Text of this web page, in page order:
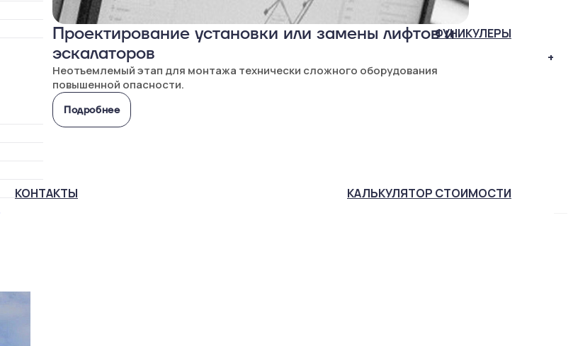
Проектирование установки или замены лифтов и
эскалаторов
Неотъемлемый этап для монтажа технически сложного оборудования
повышенной опасности.
Подробнее
ФУНИКУЛЕРЫ
+
КОНТАКТЫ КАЛЬКУЛЯТОР СТОИМОСТИ